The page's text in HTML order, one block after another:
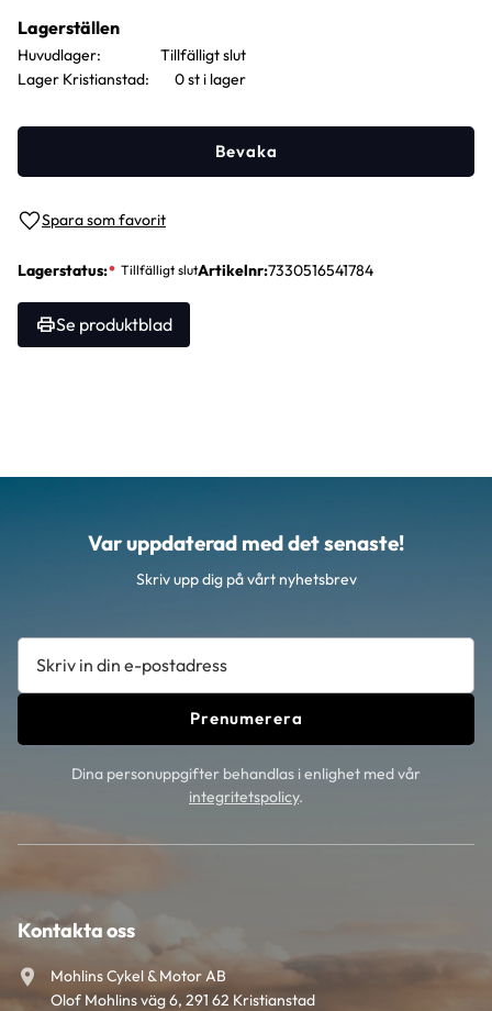
Lägg till i favoriter
Bevaka
Lagerstatus Artikelnr 7330516541784
Se produktblad
Lagerställen
Huvudlager
Lager Kristianstad
0 st i lager
Var uppdaterad med det senaste!
Skriv upp dig på vårt nyhetsbrev
Prenumerera
Dina personuppgifter behandlas i enlighet med vår
integritetspolicy.
Kontakta oss
Mohlins Cykel & Motor AB
Olof Mohlins väg 6, 291 62 Kristianstad